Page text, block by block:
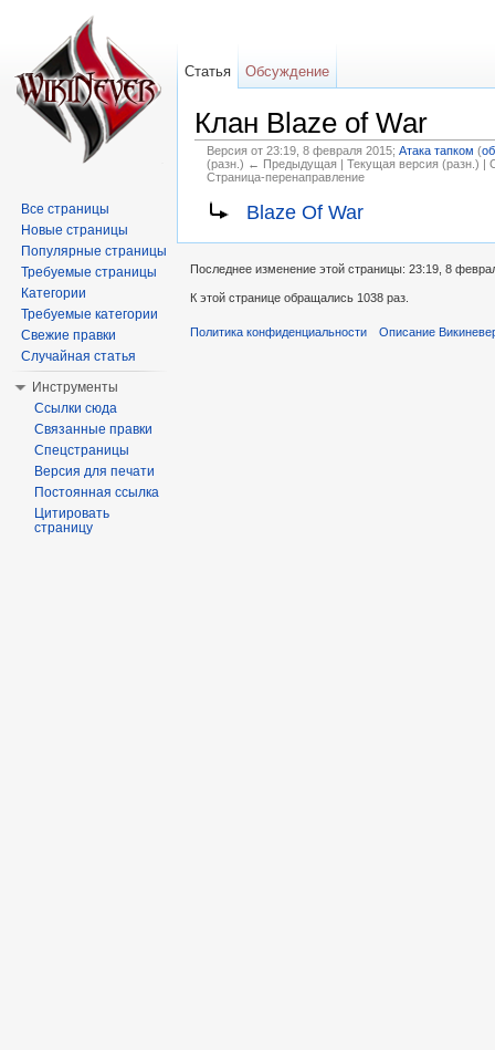
Клан Blaze of War
Версия от 23:19, 8 февраля 2015; Атака тапком (
(разн.) ← Предыдущая | Текущая версия (разн.)
Страница-перенаправление
Blaze Of War
Статья Обсуждение
Все страницы
Новые страницы
Популярные страницы
Требуемые страницы
Категории
Требуемые категории
Свежие правки
Случайная статья
Инструменты
Ссылки сюда
Связанные правки
Спецстраницы
Версия для печати
Постоянная ссылка
Цитировать
страницу
Последнее изменение этой страницы: 23:19, 8
К этой странице обращались 1038 раз.
Политика конфиденциальности Описание